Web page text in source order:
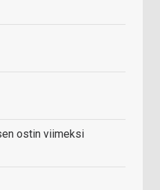
ostin viimeksi